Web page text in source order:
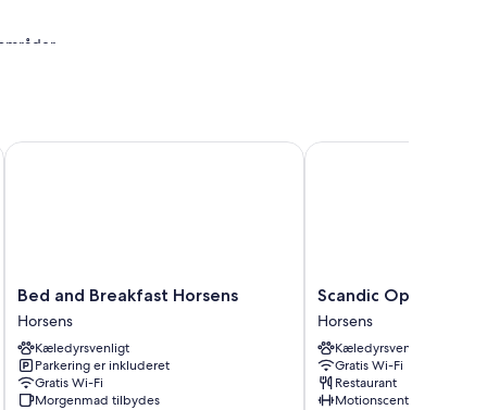
Bed
and
Breakfast
Horsens
Horsens
Bed and Breakfast Horsens
Horsens
Kæledyrsvenligt
Parkering er inkluderet
Gratis Wi-Fi
Morgenmad tilbydes
Bed and Breakfast Horsens
Scandic
Opus
Horsens
Horsens
Scandic Opus
Horsens
Kæledyrsvenligt
Gratis Wi-Fi
Restaurant
Motionscenter
Scandic Opus Horsens